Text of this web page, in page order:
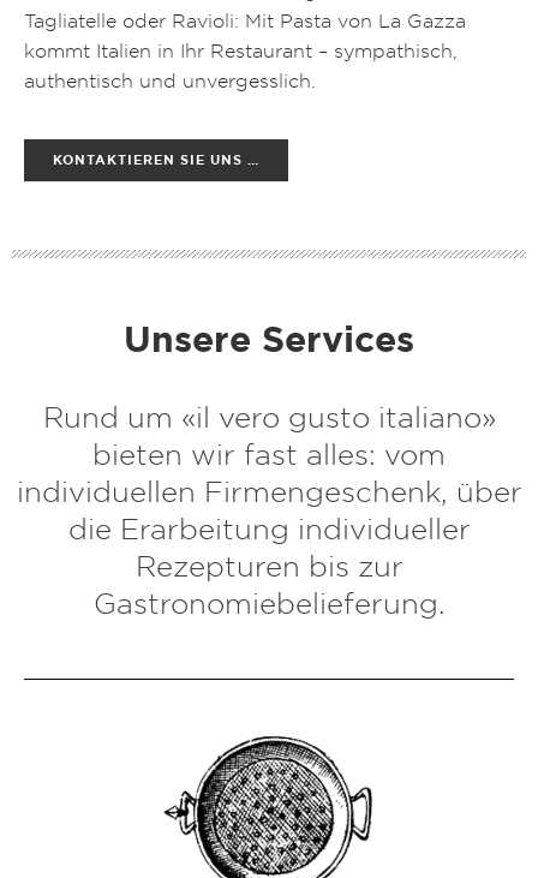
Tagliatelle oder Ravioli: Mit Pasta von La Gazza
kommt Italien in Ihr Restaurant – sympathisch,
authentisch und unvergesslich.
KONTAKTIEREN SIE UNS …
Unsere Services
Rund um «il vero gusto italiano»
bieten wir fast alles: vom
individuellen Firmengeschenk, über
die Erarbeitung individueller
Rezepturen bis zur
Gastronomiebelieferung.